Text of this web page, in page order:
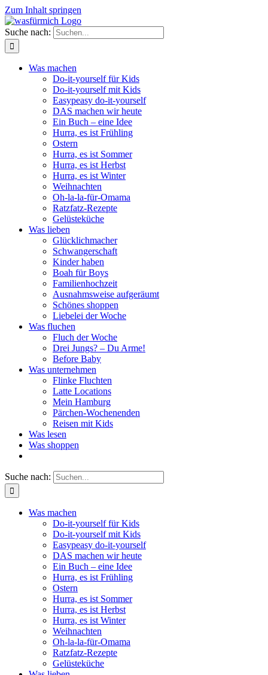
Zum Inhalt springen
Suche nach:
Was machen
Do-it-yourself für Kids
Do-it-yourself mit Kids
Easypeasy do-it-yourself
DAS machen wir heute
Ein Buch – eine Idee
Hurra, es ist Frühling
Ostern
Hurra, es ist Sommer
Hurra, es ist Herbst
Hurra, es ist Winter
Weihnachten
Oh-la-la-für-Omama
Ratzfatz-Rezepte
Gelüsteküche
Was lieben
Glücklichmacher
Schwangerschaft
Kinder haben
Boah für Boys
Familienhochzeit
Ausnahmsweise aufgeräumt
Schönes shoppen
Liebelei der Woche
Was fluchen
Fluch der Woche
Drei Jungs? – Du Arme!
Before Baby
Was unternehmen
Flinke Fluchten
Latte Locations
Mein Hamburg
Pärchen-Wochenenden
Reisen mit Kids
Was lesen
Was shoppen
Suche nach:
Was machen
Do-it-yourself für Kids
Do-it-yourself mit Kids
Easypeasy do-it-yourself
DAS machen wir heute
Ein Buch – eine Idee
Hurra, es ist Frühling
Ostern
Hurra, es ist Sommer
Hurra, es ist Herbst
Hurra, es ist Winter
Weihnachten
Oh-la-la-für-Omama
Ratzfatz-Rezepte
Gelüsteküche